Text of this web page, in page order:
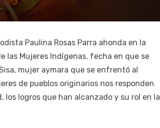
Paulina Rosas Parra ahonda en la
las Mujeres Indígenas, fecha en que se
mujer aymara que se enfrentó al
de pueblos originarios nos responden
logros que han alcanzado y su rol en la